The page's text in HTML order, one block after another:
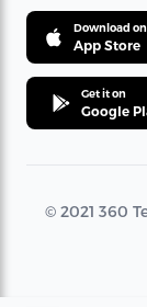
Download
App Store
Get it on
Google
© 2021 360